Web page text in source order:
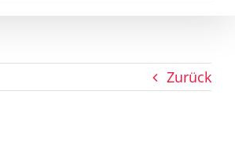
Zurück